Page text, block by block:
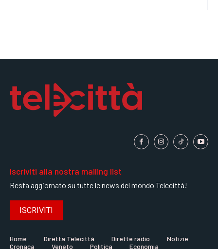
Iscriviti alla nostra mailing list
Resta aggiornato su tutte le news del mondo Telecittà!
ISCRIVITI
Home Diretta Telecittà Dirette radio
Notizie
Cronaca
Veneto Politica Economia